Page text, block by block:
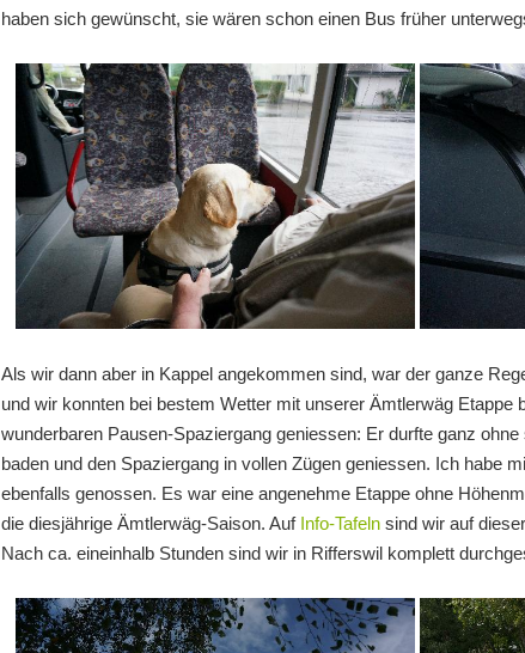
haben sich gewünscht, sie wären schon einen Bus früher
Als wir dann aber in Kappel angekommen sind, war der ganze
und wir konnten bei bestem Wetter mit unserer Ämtlerwäg Etappe
wunderbaren Pausen-Spaziergang geniessen: Er durfte ganz
baden und den Spaziergang in vollen Zügen geniessen. Ich habe
ebenfalls genossen. Es war eine angenehme Etappe ohne
die diesjährige Ämtlerwäg-Saison. Auf Info-Tafelnsind wir auf
Nach ca. eineinhalb Stunden sind wir in Rifferswil komplett